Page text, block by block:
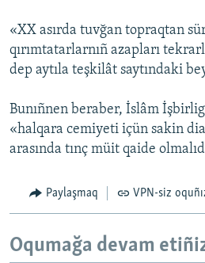
«XX asırda tuvğan topraqtan
qırımtatarlarnıñ azapları
dep aytıla teşkilât saytındaki
Bunıñnen beraber, İslâm
«halqara cemiyeti içün sakin
arasında tınç müit qaide
Paylaşmaq VPN-siz
Oqumağa devam